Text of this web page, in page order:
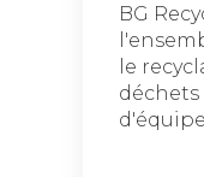
BG
le